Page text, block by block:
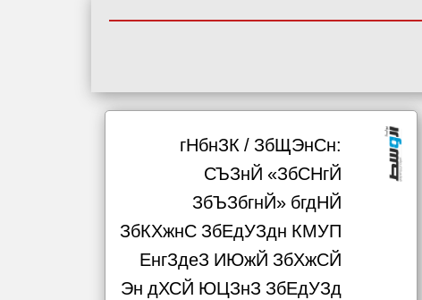
гНбнЗК / ЗбЩЭнСн:
СЪЗнЙ «ЗбСНгЙ
ЗбЪЗбгнЙ» бгдНЙ
ЗбКХжнС ЗбЕдУЗдн КМУП
ЕнгЗдеЗ ИЮжЙ ЗбХжСЙ
Эн дХСЙ ЮЦЗнЗ ЗбЕдУЗд